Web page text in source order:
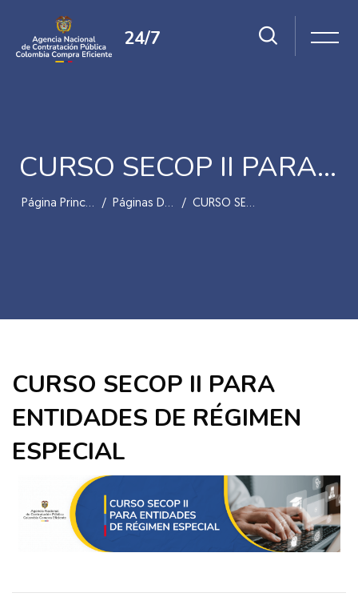
24/7
CURSO SECOP II PARA ENTIDADES DE RÉGIMEN ESPECIAL
Página Principal Páginas Del Sitio CURSO SECOP II PARA ENTIDADES DE RÉGIMEN ESPECIAL
CURSO SECOP II PARA
ENTIDADES DE RÉGIMEN
ESPECIAL